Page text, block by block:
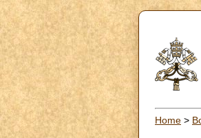
Home >